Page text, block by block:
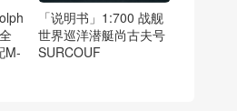
M-
「说明书」1:700 战舰
世界巡洋潜艇尚古夫号
SURCOUF